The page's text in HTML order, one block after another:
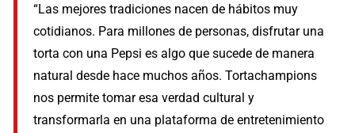
“Las mejores tradiciones nacen de hábitos muy
cotidianos. Para millones de personas, disfrutar una
torta con una Pepsi es algo que sucede de manera
natural desde hace muchos años. Tortachampions
nos permite tomar esa verdad cultural y
transformarla en una plataforma de entretenimiento